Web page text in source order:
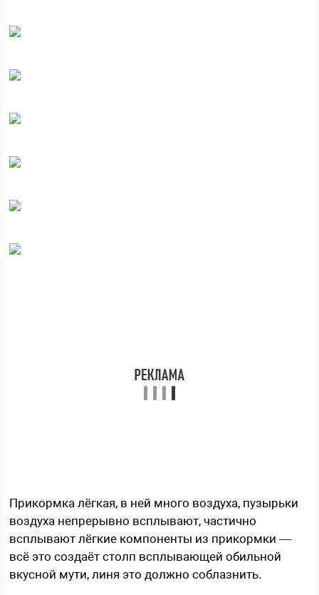
Прикормка лёгкая, в ней много воздуха, пузырьки
воздуха непрерывно всплывают, частично
всплывают лёгкие компоненты из прикормки —
всё это создаёт столп всплывающей обильной
вкусной мути, линя это должно соблазнить.